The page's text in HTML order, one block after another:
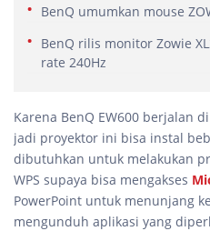
BenQ umumkan mouse
BenQ rilis monitor Zowie
rate 240Hz
Karena BenQ EW600 berjalan
jadi proyektor ini bisa instal
dibutuhkan untuk melakukan
WPS supaya bisa mengakses
PowerPoint untuk menunjang
mengunduh aplikasi yang